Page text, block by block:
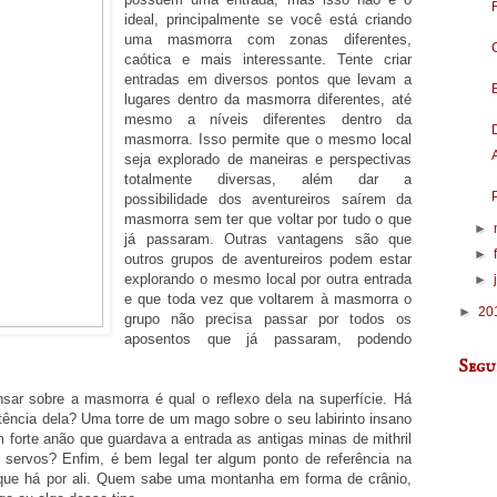
ideal, principalmente se você está criando
uma masmorra com zonas diferentes,
caótica e mais interessante. Tente criar
entradas em diversos pontos que levam a
lugares dentro da masmorra diferentes, até
mesmo a níveis diferentes dentro da
masmorra. Isso permite que o mesmo local
seja explorado de maneiras e perspectivas
totalmente diversas, além dar a
possibilidade dos aventureiros saírem da
masmorra sem ter que voltar por tudo o que
já passaram. Outras vantagens são que
outros grupos de aventureiros podem estar
explorando o mesmo local por outra entrada
e que toda vez que voltarem à masmorra o
grupo não precisa passar por todos os
aposentos que já passaram, podendo
sobre a masmorra é qual o reflexo dela na superfície. Há
dela? Uma torre de um mago sobre o seu labirinto insano
anão que guardava a entrada as antigas minas de mithril
Enfim, é bem legal ter algum ponto de referência na
há por ali. Quem sabe uma montanha em forma de crânio,
►
►
►
►